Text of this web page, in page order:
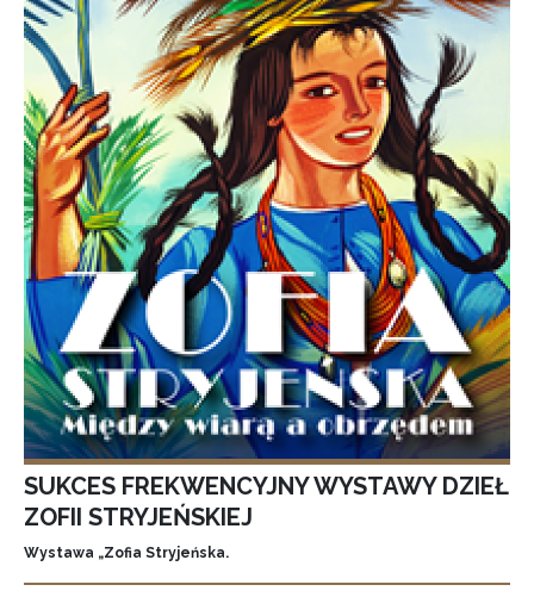
SUKCES FREKWENCYJNY WYSTAWY DZIEŁ
ZOFII STRYJEŃSKIEJ
Wystawa „Zofia Stryjeńska.